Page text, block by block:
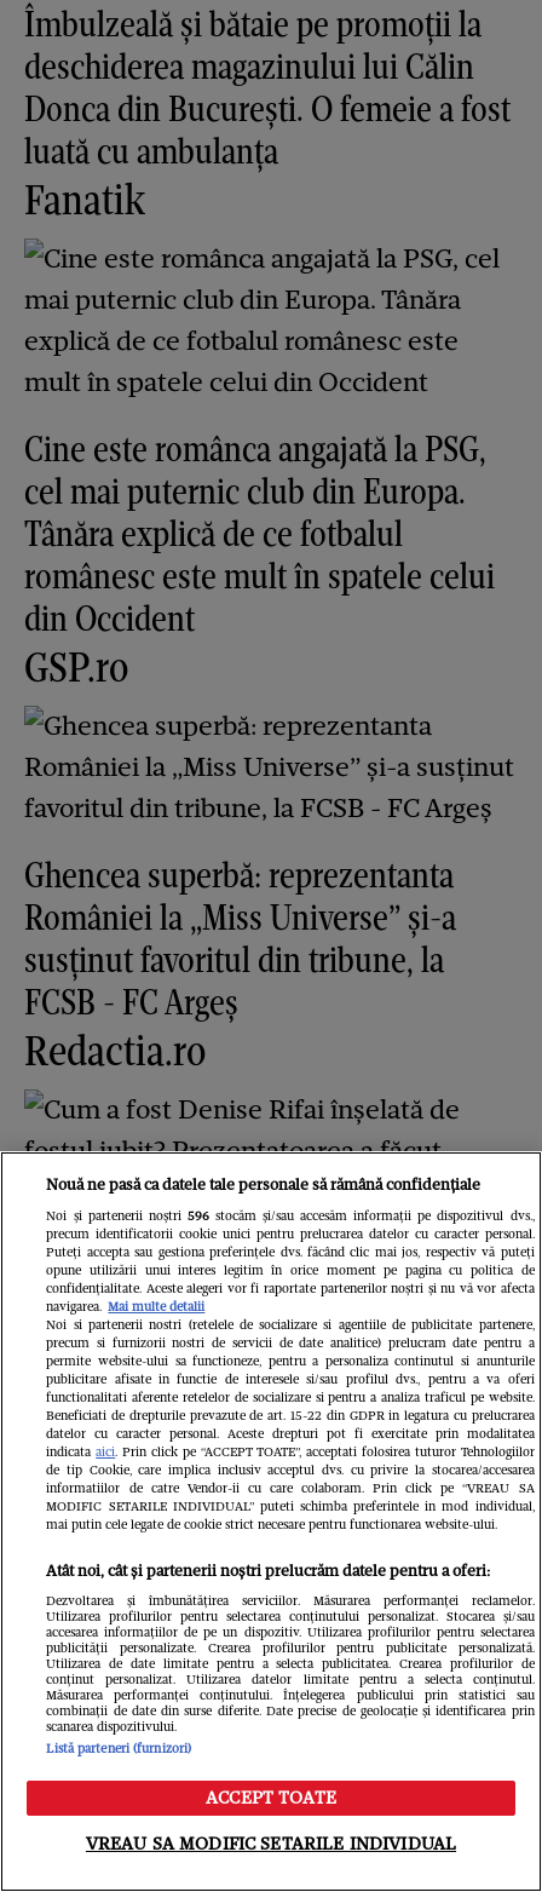
Îmbulzeală și bătaie pe promoții la
deschiderea magazinului lui Călin
Donca din București. O femeie a fost
luată cu ambulanța
Fanatik
Cine este românca angajată la PSG,
cel mai puternic club din Europa.
Tânăra explică de ce fotbalul
românesc este mult în spatele celui
din Occident
GSP.ro
Ghencea superbă: reprezentanta
României la „Miss Universe” și-a
susținut favoritul din tribune, la
FCSB - FC Argeș
Redactia.ro
Cum a fost Denise Rifai înșelată de
fostul iubit? Prezentatoarea a făcut
dezvăluirea în direct, la TV
Libertatea.ro
Povestea tânărului cu deficiență de
auz care reprezintă România la
concursuri mondiale de frumusețe:
„Limitele există doar atunci când
renunțăm la visurile noastre”
Meniu Caută
Nouă ne pasă ca datele tale personale să rămână confidențiale
Noi și partenerii noștri 596stocăm și/sau accesăm informații pe dispozitivul dvs.,
precum identificatorii cookie unici pentru prelucrarea datelor cu caracter personal.
Puteți accepta sau gestiona preferințele dvs. făcând clic mai jos, respectiv vă puteți
opune utilizării unui interes legitim în orice moment pe pagina cu politica de
confidențialitate. Aceste alegeri vor fi raportate partenerilor noștri și nu vă vor afecta
navigarea. Mai multe detalii
Noi si partenerii nostri (retelele de socializare si agentiile de publicitate partenere,
precum si furnizorii nostri de servicii de date analitice) prelucram date pentru a
permite website-ului sa functioneze, pentru a personaliza continutul si anunturile
publicitare afisate in functie de interesele si/sau profilul dvs., pentru a va oferi
functionalitati aferente retelelor de socializare si pentru a analiza traficul pe website.
Beneficiati de drepturile prevazute de art. 15-22 din GDPR in legatura cu prelucrarea
datelor cu caracter personal. Aceste drepturi pot fi exercitate prin modalitatea
indicataaici. Prin click pe “ACCEPT TOATE”, acceptati folosirea tuturor Tehnologiilor
de tip Cookie, care implica inclusiv acceptul dvs. cu privire la stocarea/accesarea
informatiilor de catre Vendor-ii cu care colaboram. Prin click pe “VREAU SA
MODIFIC SETARILE INDIVIDUAL” puteti schimba preferintele in mod individual,
mai putin cele legate de cookie strict necesare pentru functionarea website-ului.
Atât noi, cât și partenerii noștri prelucrăm datele pentru a oferi:
Dezvoltarea și îmbunătățirea serviciilor. Măsurarea performanței reclamelor.
Utilizarea profilurilor pentru selectarea conținutului personalizat. Stocarea și/sau
accesarea informațiilor de pe un dispozitiv. Utilizarea profilurilor pentru selectarea
publicității personalizate. Crearea profilurilor pentru publicitate personalizată.
Utilizarea de date limitate pentru a selecta publicitatea. Crearea profilurilor de
conținut personalizat. Utilizarea datelor limitate pentru a selecta conținutul.
Măsurarea performanței conținutului. Înțelegerea publicului prin statistici sau
combinații de date din surse diferite. Date precise de geolocație și identificarea prin
scanarea dispozitivului.
Listă parteneri (furnizori)
ACCEPT TOATE
VREAU SA MODIFIC SETARILE INDIVIDUAL